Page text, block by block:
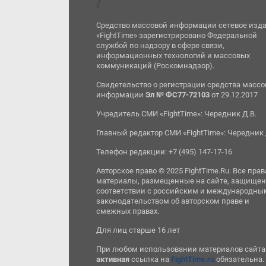
Средство массовой информации сетевое
«FightTime» зарегистрировано Федеральной
службой по надзору в сфере связи,
информационных технологий и массовых
коммуникаций (Роскомнадзор).
Свидетельство о регистрации средства
информацииЭл № ФС77-72103 от 29.12.2017
Учредитель СМИ «FightTime»: Чередник Д.В.
Главный редактор СМИ «FightTime»: Чередник
Телефон редакции: +7 (495) 147-17-16
Авторское право © 2025 FightTime.Ru. Все
материалы, размещенные на сайте,
соответствии с российским и
законодательством об авторском праве и
смежных правах.
Для лиц старше 16 лет
При любом использовании материалов сайта
активная ссылка на FightTime.ru обязательна.